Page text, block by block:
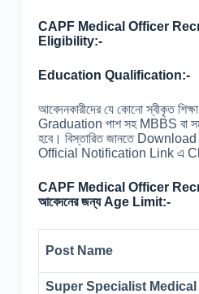
CAPF Medical Officer
Eligibility:-
Education Qualification:-
আবেদনকারীদের যে কোনো স্বীকৃত শিক্ষা
Graduation পাশ সহ MBBS বা
হবে। বিস্তারিত জানতে
Official Notification Link এ
CAPF Medical Officer
আবেদনের জন্য Age Limit:-
Post Name
Super Specialist Medical